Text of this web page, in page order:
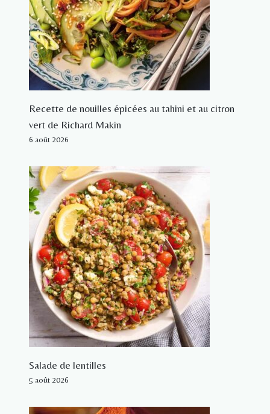
Recette de nouilles épicées au tahini et au citron
vert de Richard Makin
6 août 2026
Salade de lentilles
5 août 2026